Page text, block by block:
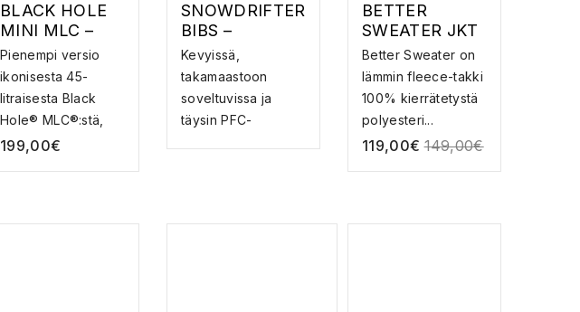
BLACK HOLE
MINI MLC –
REPPU
Pienempi versio
ikonisesta 45-
litraisesta Black
Hole® MLC®:stä,
30-...
199,00€
SNOWDRIFTER
BIBS –
LASKETTELUH
OUSUT
Kevyissä,
takamaastoon
soveltuvissa ja
täysin PFC-
BETTER
SWEATER JKT
–
FLEECETAKKI
Better Sweater on
lämmin fleece-takki
100% kierrätetystä
polyesteri...
119,00€ 149,00€